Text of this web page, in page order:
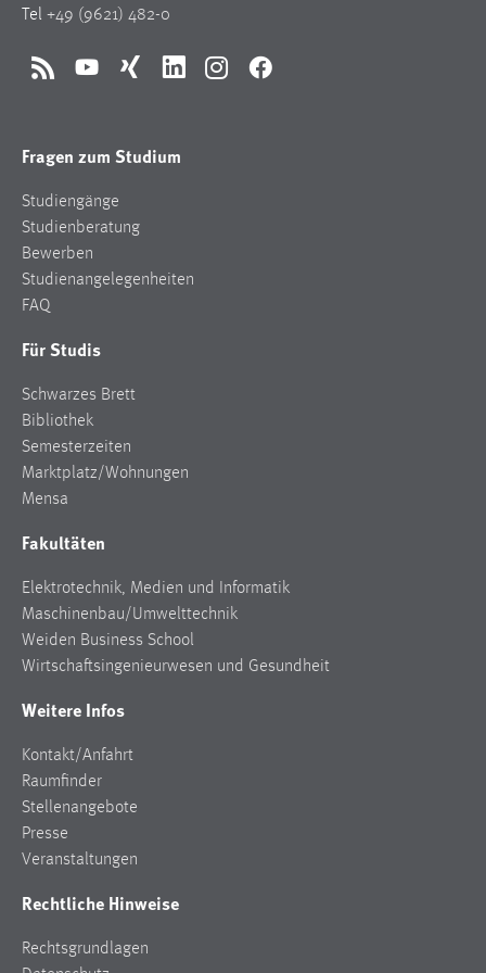
Tel +49 (9621) 482-0
RSS YouTubeXing LinkedInInstagramFacebook
Fragen zum Studium
Studiengänge
Studienberatung
Bewerben
Studienangelegenheiten
FAQ
Für Studis
Schwarzes Brett
Bibliothek
Semesterzeiten
Marktplatz/Wohnungen
Mensa
Fakultäten
Elektrotechnik, Medien und Informatik
Maschinenbau/Umwelttechnik
Weiden Business School
Wirtschaftsingenieurwesen und Gesundheit
Weitere Infos
Kontakt/Anfahrt
Raumfinder
Stellenangebote
Presse
Veranstaltungen
Rechtliche Hinweise
Rechtsgrundlagen
Zweck:
einloggen zu können.
STATISTIK
Statistik Cookies erfassen Informationen anonym.
Diese Informationen helfen uns zu verstehen, wie
Matomo
Name:
_pk_ref, _pk_cvar, _pk_id, _pk_ses
Zweck:
Zugriffsstatistik
Max. 13 Monate
MARKETING
Marketing Cookies werden von Drittanbietern
Sie tun dies, indem sie Besucher über Websites
hinweg verfolgen.
Google Ads
_gcl_au
Anbieter: